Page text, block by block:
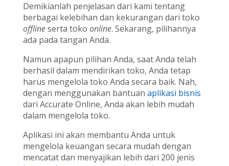
Demikianlah penjelasan dari kami tentang
berbagai kelebihan dan kekurangan dari toko
offlineserta toko online. Sekarang, pilihannya
ada pada tangan Anda.
Namun apapun pilihan Anda, saat Anda telah
berhasil dalam mendirikan toko, Anda tetap
harus mengelola toko Anda secara baik. Nah,
dengan menggunakan bantuan aplikasi bisnis
dari Accurate Online, Anda akan lebih mudah
dalam mengelola toko.
Aplikasi ini akan membantu Anda untuk
mengelola keuangan secara mudah dengan
mencatat dan menyajikan lebih dari 200 jenis